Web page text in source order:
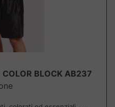
COLOR BLOCK AB237